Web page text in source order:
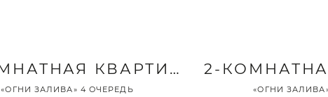
2-КОМНАТНАЯ КВАРТИРА
«ОГНИ ЗАЛИВА» 4 ОЧЕРЕДЬ «ОГНИ